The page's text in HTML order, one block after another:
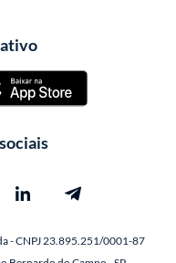
- CNPJ 23.895.251/0001-87